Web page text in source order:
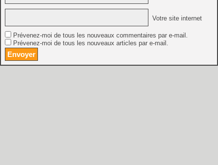
Votre site internet
Prévenez-moi de tous les nouveaux commentaires par e-mail.
Prévenez-moi de tous les nouveaux articles par e-mail.